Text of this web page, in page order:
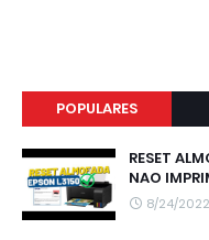
POPULARES
RESET
NAO
8/24/2022